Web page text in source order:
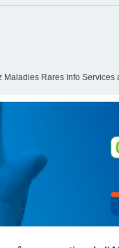
Maladies Rares Info